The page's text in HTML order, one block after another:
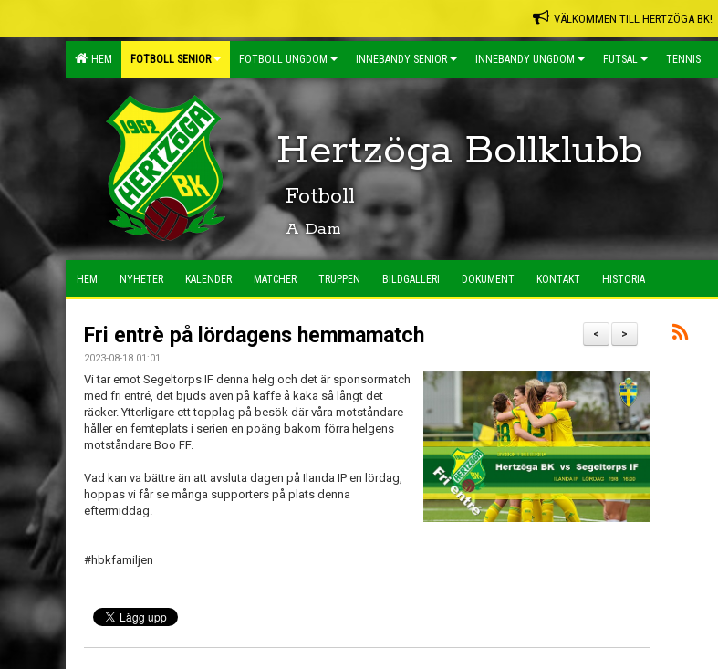
VÄLKOMMEN TILL HERTZÖGA BK!
HEM FOTBOLL SENIOR FOTBOLL UNGDOM INNEBANDY SENIOR INNEBANDY UNGDOM FUTSAL TENNIS
Hertzöga Bollklubb
Fotboll
A Dam
HEM NYHETER KALENDER MATCHER TRUPPEN BILDGALLERI DOKUMENT KONTAKT HISTORIA
>
<
Fri entrè på lördagens hemmamatch
2023-08-18 01:01
Vi tar emot Segeltorps IF denna helg och det är sponsormatch
med fri entré, det bjuds även på kaffe å kaka så långt det
räcker. Ytterligare ett topplag på besök där våra motståndare
håller en femteplats i serien en poäng bakom förra helgens
motståndare Boo FF.
Vad kan va bättre än att avsluta dagen på Ilanda IP en lördag,
hoppas vi får se många supporters på plats denna
eftermiddag.
#hbkfamiljen